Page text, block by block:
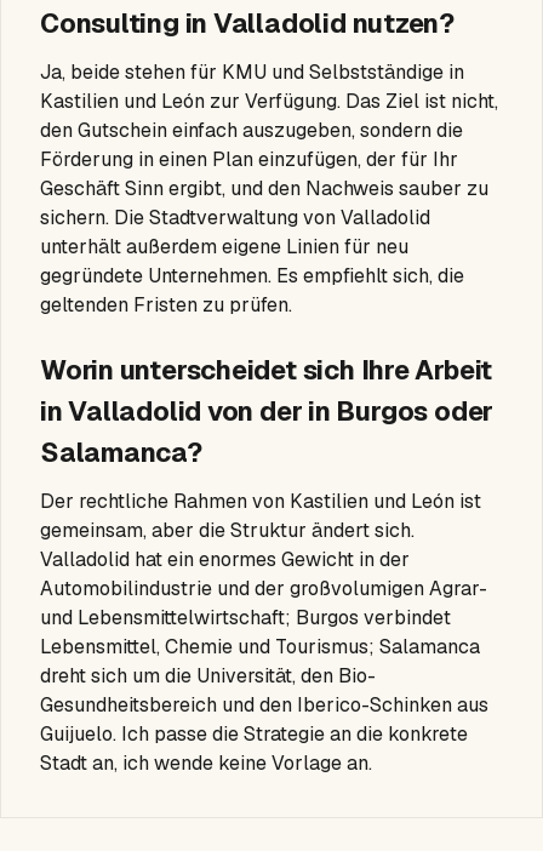
Consulting in Valladolid nutzen?
Ja, beide stehen für KMU und Selbstständige in
Kastilien und León zur Verfügung. Das Ziel ist nicht,
den Gutschein einfach auszugeben, sondern die
Förderung in einen Plan einzufügen, der für Ihr
Geschäft Sinn ergibt, und den Nachweis sauber zu
sichern. Die Stadtverwaltung von Valladolid
unterhält außerdem eigene Linien für neu
gegründete Unternehmen. Es empfiehlt sich, die
geltenden Fristen zu prüfen.
Worin unterscheidet sich Ihre Arbeit
in Valladolid von der in Burgos oder
Salamanca?
Der rechtliche Rahmen von Kastilien und León ist
gemeinsam, aber die Struktur ändert sich.
Valladolid hat ein enormes Gewicht in der
Automobilindustrie und der großvolumigen Agrar-
und Lebensmittelwirtschaft; Burgos verbindet
Lebensmittel, Chemie und Tourismus; Salamanca
dreht sich um die Universität, den Bio-
Gesundheitsbereich und den Iberico-Schinken aus
Guijuelo. Ich passe die Strategie an die konkrete
Stadt an, ich wende keine Vorlage an.